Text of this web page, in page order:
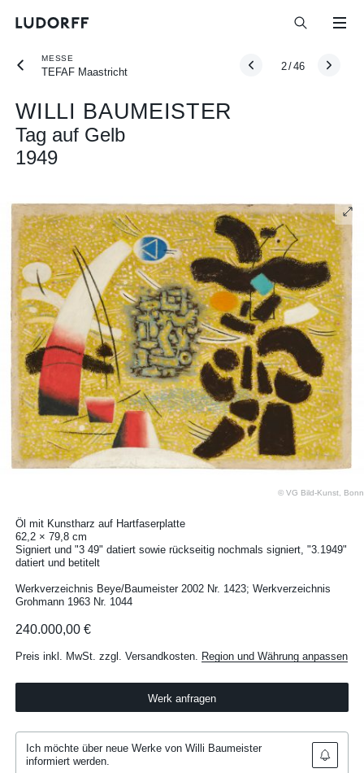
MESSE
TEFAF Maastricht
2/46
WILLI BAUMEISTER
Tag auf Gelb
1949
© VG Bild-Kunst, Bonn
Öl mit Kunstharz auf Hartfaserplatte
62,2 × 79,8 cm
Signiert und "3 49" datiert sowie rückseitig nochmals signiert, "3.1949"
datiert und betitelt
Werkverzeichnis Beye/Baumeister 2002 Nr. 1423; Werkverzeichnis
Grohmann 1963 Nr. 1044
240.000,00 €
Preis inkl. MwSt. zzgl. Versandkosten. Region und Währung anpassen
Werk anfragen
Ich möchte über neue Werke von Willi Baumeister
informiert werden.